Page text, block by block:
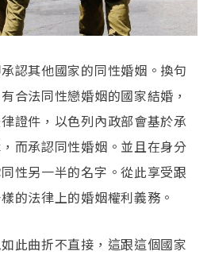
認其他國家的同性婚姻。換句
合法同性戀婚姻的國家結婚，
證件，以色列內政部會基於承
而承認同性婚姻。並且在身分
性另一半的名字。從此享受跟
的法律上的婚姻權利義務。
此曲折不直接，這跟這個國家